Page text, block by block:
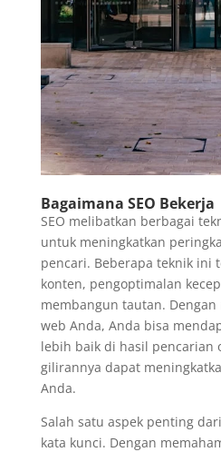
Bagaimana SEO Bekerja
SEO melibatkan berbagai
untuk meningkatkan
pencari. Beberapa teknik ini
konten, pengoptimalan
membangun tautan.
web Anda, Anda bisa
lebih baik di hasil pencarian
gilirannya dapat
Anda.
Salah satu aspek penting
kata kunci. Dengan